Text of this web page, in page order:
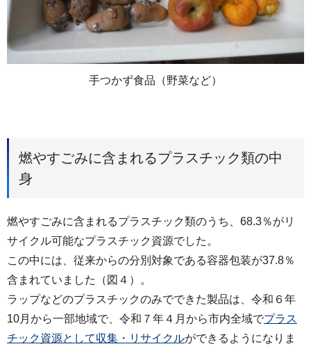
手つかず食品（野菜など）
燃やすごみに含まれるプラスチック類の中
身
燃やすごみに含まれるプラスチック類のうち、68.3％がリ
サイクル可能なプラスチック資源でした。
この中には、従来からの分別対象である容器包装が37.8％
含まれていました（図４）。
ラップなどのプラスチックのみでできた製品は、令和６年
10月から一部地域で、令和７年４月から市内全域でプラス
チック資源として収集・リサイクルができるようになりま